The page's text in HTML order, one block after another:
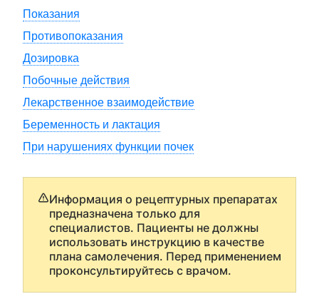
Показания
Противопоказания
Дозировка
Побочные действия
Лекарственное взаимодействие
Беременность и лактация
При нарушениях функции почек
Информация о рецептурных препаратах
предназначена только для
специалистов. Пациенты не должны
использовать инструкцию в качестве
плана самолечения. Перед применением
проконсультируйтесь с врачом.